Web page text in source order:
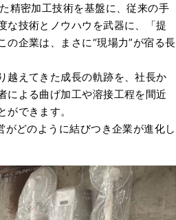
精密加工技術を基盤に、従来の手
な技術とノウハウを武器に、「提
企業は、まさに“現場力”が宿る長
越えてきた成長の軌跡を、社長か
による曲げ加工や溶接工程を間近
できます。
どのように結びつき企業が進化し